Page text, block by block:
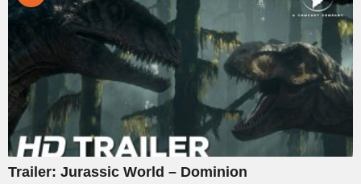
Trailer: Jurassic World – Dominion